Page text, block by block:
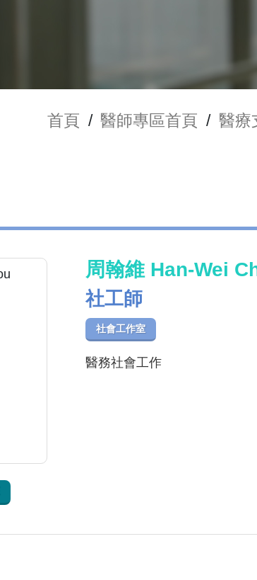
首頁 / 醫師專區首頁 / 醫療
周翰維 Han-Wei
社工師
社會工作室
醫務社會工作